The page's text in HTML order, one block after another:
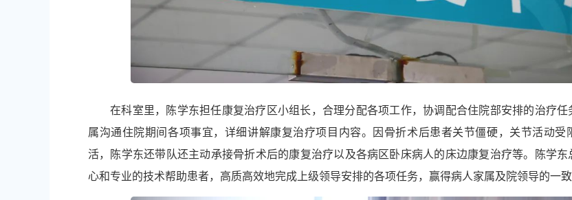
在科室里，陈学东担任康复治疗区小组长，合理分配各项工作，协调配合住院部安排的治疗任
属沟通住院期间各项事宜，详细讲解康复治疗项目内容。因骨折术后患者关节僵硬，关节活动受
活，陈学东还带队还主动承接骨折术后的康复治疗以及各病区卧床病人的床边康复治疗等。陈学东
心和专业的技术帮助患者，高质高效地完成上级领导安排的各项任务，赢得病人家属及院领导的一致